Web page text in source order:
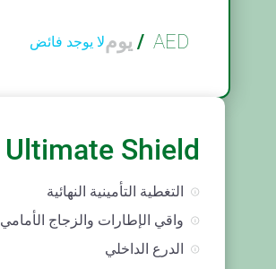
AED
/ يوملا يوجد فائض
Ultimate Shield
التغطية التأمينية النهائية
واقي الإطارات والزجاج الأمامي
الدرع الداخلي